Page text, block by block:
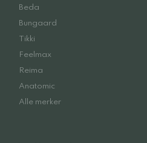
Beda
Bungaard
Tikki
Feelmax
Reima
Anatomic
Alle merker